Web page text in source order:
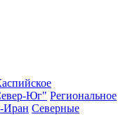
Юг" Региональное
Иран Северные